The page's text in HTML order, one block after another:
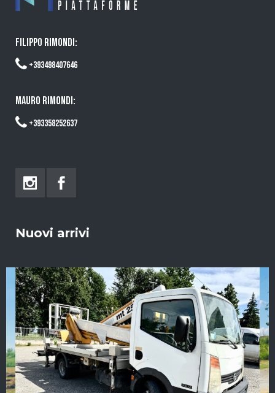
FILIPPO RIMONDI:
+393498407646
MAURO RIMONDI:
+393358252637
Nuovi arrivi